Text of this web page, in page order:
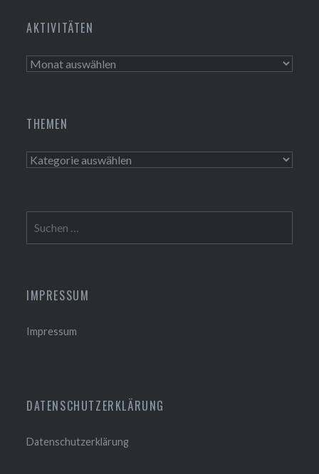
AKTIVITÄTEN
Aktivitäten
THEMEN
Themen
nach:
IMPRESSUM
Impressum
DATENSCHUTZERKLÄRUNG
Datenschutzerklärung